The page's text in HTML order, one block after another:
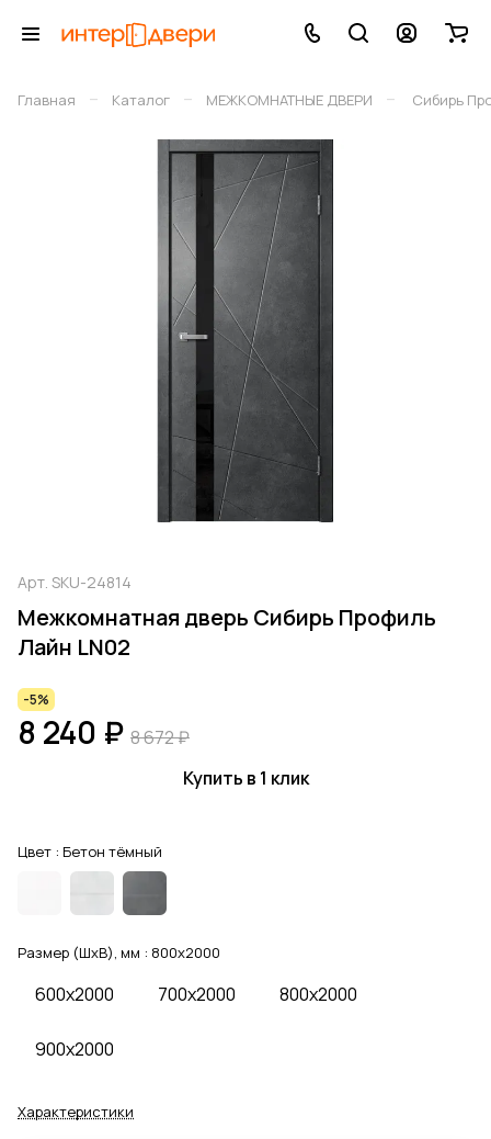
Главная – Каталог – МЕЖКОМНАТНЫЕ ДВЕРИ – Сибирь
Арт. SKU-24814
Межкомнатная дверь Сибирь Профиль
Лайн LN02
-5%
8 240 ₽ 8 672 ₽
Купить в 1 клик
Цвет : Бетон тёмный
Размер (ШхВ), мм : 800x2000
600x2000 700x2000 800x2000
900x2000
Характеристики